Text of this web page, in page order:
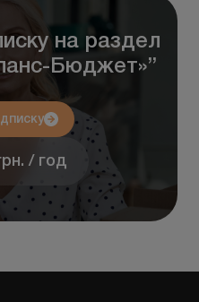
на раздел
Бюджет»”
/ год